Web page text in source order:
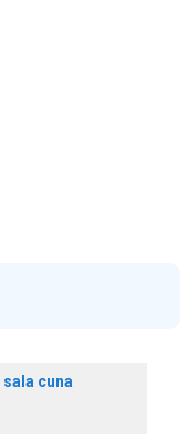
sala cuna